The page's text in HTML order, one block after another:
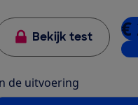
Bekijk test €
3
de uitvoering